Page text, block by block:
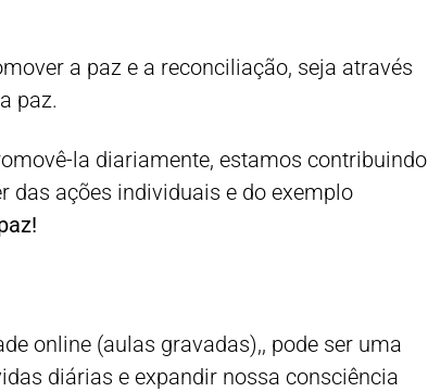
a paz e a reconciliação, seja através
paz.
la diariamente, estamos contribuindo
das ações individuais e do exemplo
online (aulas gravadas),, pode ser uma
diárias e expandir nossa consciência